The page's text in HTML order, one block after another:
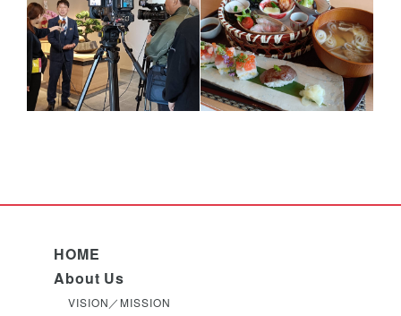
HOME
About Us
VISION／MISSION